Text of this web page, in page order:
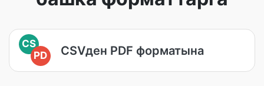
CS
PD
CSVден PDF форматына